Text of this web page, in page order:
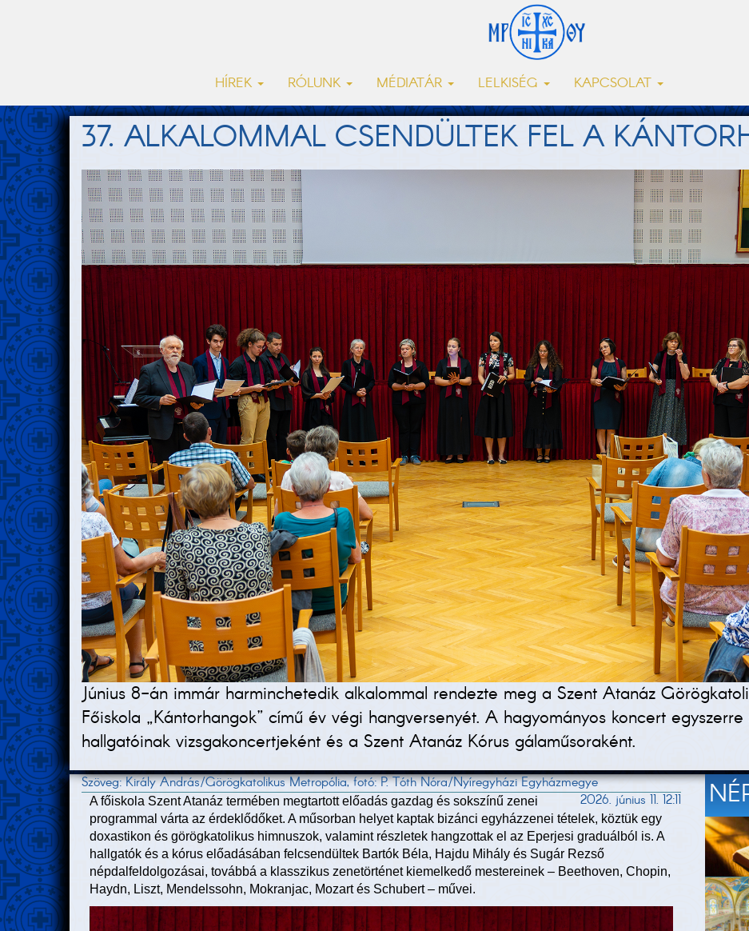
HÍREK RÓLUNK MÉDIATÁR LELKISÉG KAPCSOLAT
37. ALKALOMMAL CSENDÜLTEK FEL A
Június 8-án immár harminchetedik alkalommal rendezte meg a Szent Atanáz
Főiskola „Kántorhangok” című év végi hangversenyét. A hagyományos koncert
hallgatóinak vizsgakoncertjeként és a Szent Atanáz Kórus gálaműsoraként.
Szöveg: Király András/Görögkatolikus Metropólia, fotó: P. Tóth Nóra/Nyíregyházi Egyházmegye
2026. június 11. 12:11
A főiskola Szent Atanáz termében megtartott előadás gazdag és sokszínű zenei
programmal várta az érdeklődőket. A műsorban helyet kaptak bizánci egyházzenei tételek, köztük egy
doxastikon és görögkatolikus himnuszok, valamint részletek hangzottak el az Eperjesi graduálból is. A
hallgatók és a kórus előadásában felcsendültek Bartók Béla, Hajdu Mihály és Sugár Rezső
népdalfeldolgozásai, továbbá a klasszikus zenetörténet kiemelkedő mestereinek – Beethoven, Chopin,
Haydn, Liszt, Mendelssohn, Mokranjac, Mozart és Schubert – művei.